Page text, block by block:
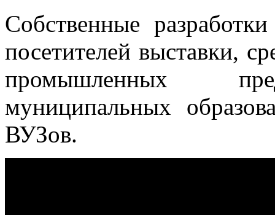
Собственные
посетителей выставки,
промышленных
муниципальных
ВУЗов.